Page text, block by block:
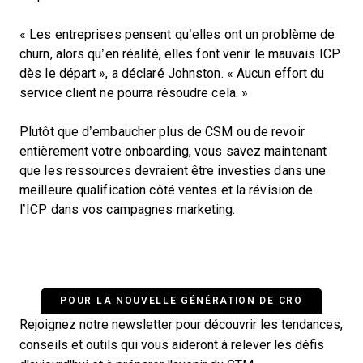
« Les entreprises pensent qu’elles ont un problème de
churn, alors qu’en réalité, elles font venir le mauvais ICP
dès le départ », a déclaré Johnston. « Aucun effort du
service client ne pourra résoudre cela. »
Plutôt que d’embaucher plus de CSM ou de revoir
entièrement votre onboarding, vous savez maintenant
que les ressources devraient être investies dans une
meilleure qualification côté ventes et la révision de
l’ICP dans vos campagnes marketing.
POUR LA NOUVELLE GÉNÉRATION DE CRO
Rejoignez notre newsletter pour découvrir les tendances,
conseils et outils qui vous aideront à relever les défis